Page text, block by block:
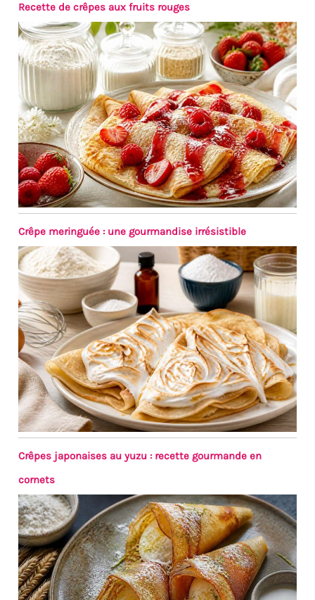
Recette de crêpes aux fruits rouges
Crêpe meringuée : une gourmandise irrésistible
Crêpes japonaises au yuzu : recette gourmande en
cornets